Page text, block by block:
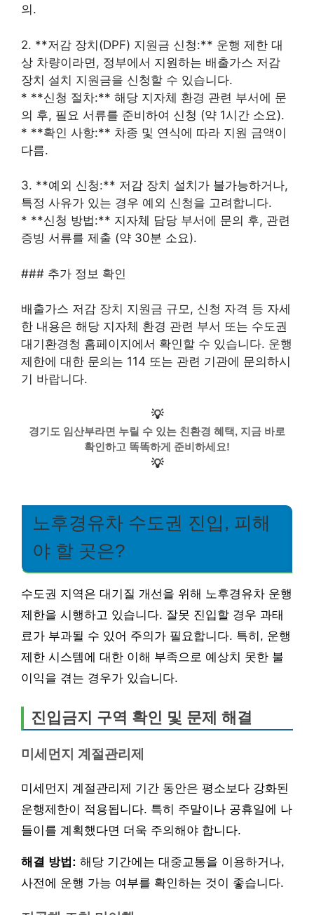
의.
2. **저감 장치(DPF) 지원금 신청:** 운행 제한 대
상 차량이라면, 정부에서 지원하는 배출가스 저감
장치 설치 지원금을 신청할 수 있습니다.
* **신청 절차:** 해당 지자체 환경 관련 부서에 문
의 후, 필요 서류를 준비하여 신청 (약 1시간 소요).
* **확인 사항:** 차종 및 연식에 따라 지원 금액이
다름.
3. **예외 신청:** 저감 장치 설치가 불가능하거나,
특정 사유가 있는 경우 예외 신청을 고려합니다.
* **신청 방법:** 지자체 담당 부서에 문의 후, 관련
증빙 서류를 제출 (약 30분 소요).
### 추가 정보 확인
배출가스 저감 장치 지원금 규모, 신청 자격 등 자세
한 내용은 해당 지자체 환경 관련 부서 또는 수도권
대기환경청 홈페이지에서 확인할 수 있습니다. 운행
제한에 대한 문의는 114 또는 관련 기관에 문의하시
기 바랍니다.
💡
경기도 임산부라면 누릴 수 있는 친환경 혜택, 지금 바로
확인하고 똑똑하게 준비하세요!
💡
노후경유차 수도권 진입, 피해
야 할 곳은?
수도권 지역은 대기질 개선을 위해 노후경유차 운행
제한을 시행하고 있습니다. 잘못 진입할 경우 과태
료가 부과될 수 있어 주의가 필요합니다. 특히, 운행
제한 시스템에 대한 이해 부족으로 예상치 못한 불
이익을 겪는 경우가 있습니다.
진입금지 구역 확인 및 문제 해결
미세먼지 계절관리제
미세먼지 계절관리제 기간 동안은 평소보다 강화된
운행제한이 적용됩니다. 특히 주말이나 공휴일에 나
들이를 계획했다면 더욱 주의해야 합니다.
해결 방법: 해당 기간에는 대중교통을 이용하거나,
사전에 운행 가능 여부를 확인하는 것이 좋습니다.